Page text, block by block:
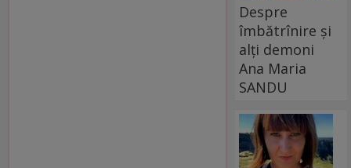
Despre
îmbătrînire și
alți demoni
Ana Maria
SANDU